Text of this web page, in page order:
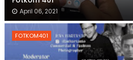
April 06, 2021
FOTKOM401